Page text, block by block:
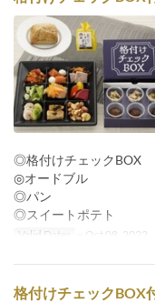
◎格付けチェックBOX
◎オードブル
◎パン
◎スイートポテト
Valid Dates ~ Oct 08, 2022
格付けチェックBOX